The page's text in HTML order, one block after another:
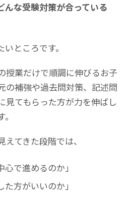
んな受験対策が合っている
ところです。
授業だけで順調に伸びるお子
の補強や過去問対策、記述問
見てもらった方が力を伸ばし
てきた段階では、
心で進めるのか」
た方がいいのか」